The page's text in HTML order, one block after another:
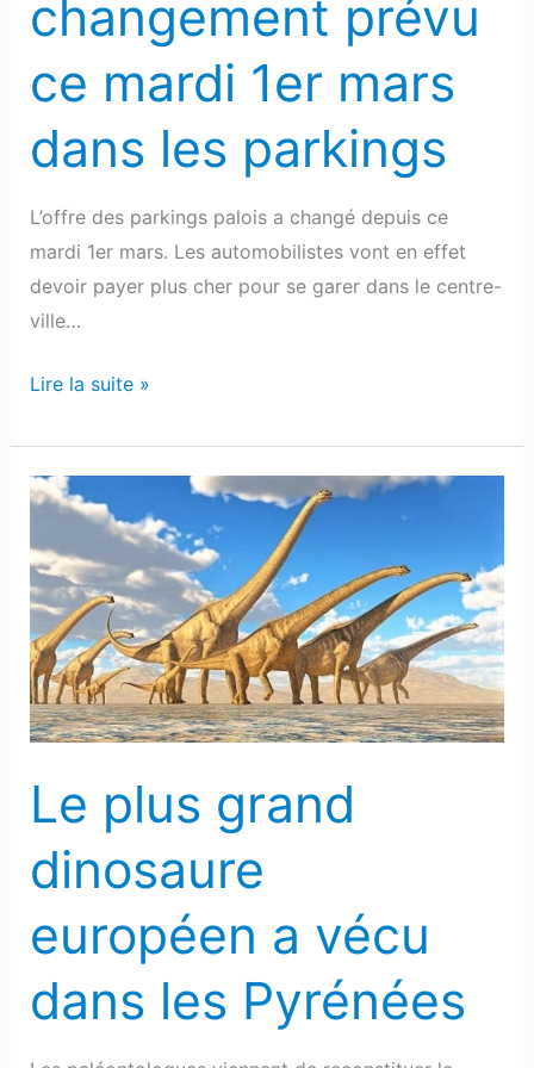
changement prévu
ce mardi 1er mars
dans les parkings
L’offre des parkings palois a changé depuis ce
mardi 1er mars. Les automobilistes vont en effet
devoir payer plus cher pour se garer dans le centre-
ville…
parkings
Lire la suite »
Le plus grand
dinosaure
européen a vécu
dans les Pyrénées
Le
grand
dinosaure
européen
a
vécu
dans
Pyrénées